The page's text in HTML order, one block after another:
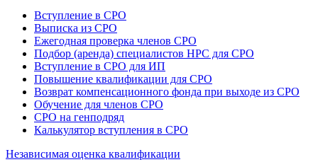
Вступление в СРО
Выписка из СРО
Ежегодная проверка членов СРО
Подбор (аренда) специалистов НРС для СРО
Вступление в СРО для ИП
Повышение квалификации для СРО
Возврат компенсационного фонда при выходе из СРО
Обучение для членов СРО
СРО на генподряд
Калькулятор вступления в СРО
Независимая оценка квалификации